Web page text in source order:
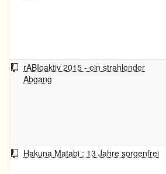
rABIoaktiv 2015 - ein strahlender
Abgang
Hakuna Matabi : 13 Jahre sorgenfrei